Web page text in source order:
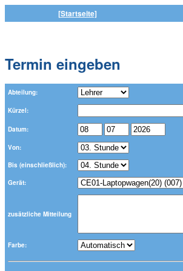
[Startseite]
Termin eingeben
Abteilung:
Kürzel:
Datum:
Von:
Bis (einschließlich):
Gerät:
zusätzliche Mitteilung
Farbe: